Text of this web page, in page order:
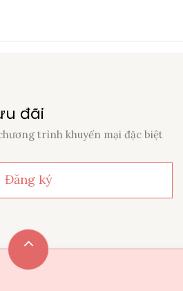
đãi
trình khuyến mại đặc biệt
Đăng ký